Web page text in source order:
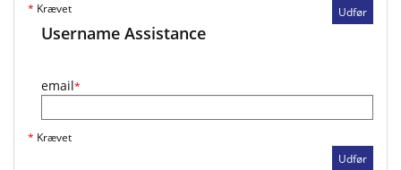
Udfør
* Krævet
Username Assistance
email*
* Krævet
Udfør